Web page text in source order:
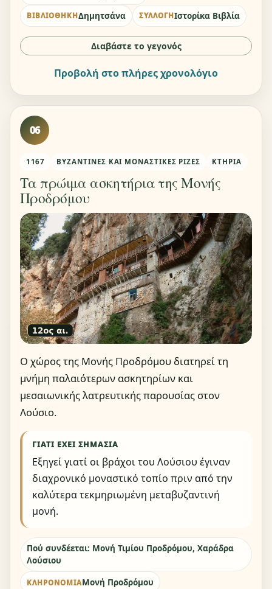
ΒΙΒΛΙΟΘΉΚΗΔημητσάνα ΣΥΛΛΟΓΉΙστορίκα Βιβλία
Διαβάστε το γεγονός
Προβολή στο πλήρες χρονολόγιο
06
1167 ΒΥΖΑΝΤΙΝΈΣ ΚΑΙ ΜΟΝΑΣΤΙΚΈΣ ΡΊΖΕΣ ΚΤΉΡΙΑ
Τα πρώιμα ασκητήρια της Μονής
Προδρόμου
Ο χώρος της Μονής Προδρόμου διατηρεί τη
μνήμη παλαιότερων ασκητηρίων και
μεσαιωνικής λατρευτικής παρουσίας στον
Λούσιο.
ΓΙΑΤΊ ΈΧΕΙ ΣΗΜΑΣΊΑ
Εξηγεί γιατί οι βράχοι του Λούσιου έγιναν
διαχρονικό μοναστικό τοπίο πριν από την
καλύτερα τεκμηριωμένη μεταβυζαντινή
μονή.
Πού συνδέεται: Μονή Τιμίου Προδρόμου, Χαράδρα
Λούσιου
ΚΛΗΡΟΝΟΜΙΆΜονή Προδρόμου